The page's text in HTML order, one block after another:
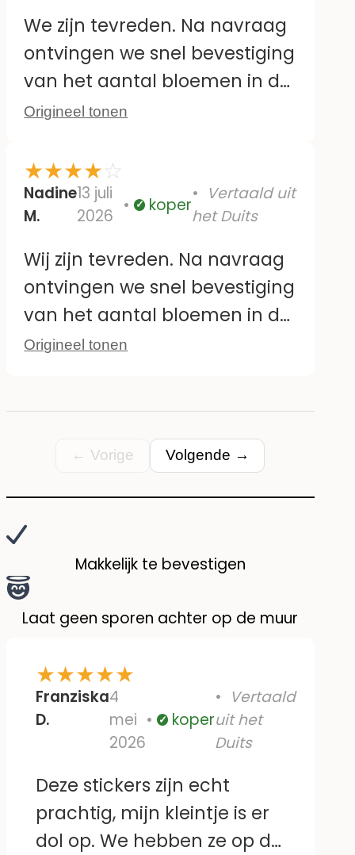
is dat sommige van de
grotere ontwerpen dubbel
voorkomen; het zou fijner zijn
Maar verder zijn ze geweldig :)
We zijn tevreden. Na navraag
ontvingen we snel bevestiging
van het aantal bloemen in de
set. Tot nu toe hechten ze
eruit zoals op de foto. We
kunnen nog geen uitspraak
doen over hun duurzaamheid,
hoe lang ze meegaan of hoe
gemakkelijk ze te verwijderen
Origineel tonen
★★★★☆
Nadine
M.
13 juli
2026
Geverifieerd
koper
Vertaald uit
het Duits
Wij zijn tevreden. Na navraag
ontvingen we snel bevestiging
van het aantal bloemen in de
set. Tot nu toe hechten ze zich
Origineel tonen
← Vorige Volgende →
Makkelijk te bevestigen
Laat geen sporen achter op de muur
★★★★★
Franziska
D.
4
mei
2026
Geverifieerd
koper
Vertaald
uit het
Duits
Deze stickers zijn echt
prachtig, mijn kleintje is er
dol op. We hebben ze op de